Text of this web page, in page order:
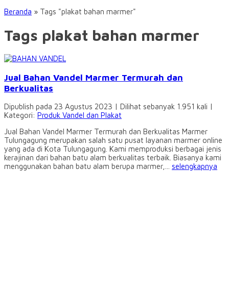
Beranda » Tags "plakat bahan marmer"
Tags plakat bahan marmer
Jual Bahan Vandel Marmer Termurah dan
Berkualitas
Dipublish pada 23 Agustus 2023 | Dilihat sebanyak 1.951 kali |
Kategori: Produk Vandel dan Plakat
Jual Bahan Vandel Marmer Termurah dan Berkualitas Marmer
Tulungagung merupakan salah satu pusat layanan marmer online
yang ada di Kota Tulungagung. Kami memproduksi berbagai jenis
kerajinan dari bahan batu alam berkualitas terbaik. Biasanya kami
menggunakan bahan batu alam berupa marmer,... selengkapnya